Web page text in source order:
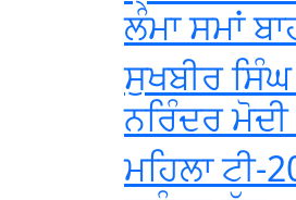
ਲੰਮਾ ਸਮਾਂ
ਸੁਖਬੀਰ
ਨਰਿੰਦਰ
ਮਹਿਲਾ